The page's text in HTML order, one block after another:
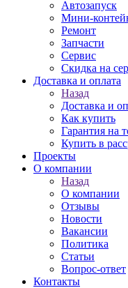
Автозапуск
Мини-
Ремонт
Запчасти
Сервис
Скидка на
Доставка и оплата
Назад
Доставка и
Как купить
Гарантия на
Купить в
Проекты
О компании
Назад
О компании
Отзывы
Новости
Вакансии
Политика
Статьи
Вопрос-ответ
Контакты